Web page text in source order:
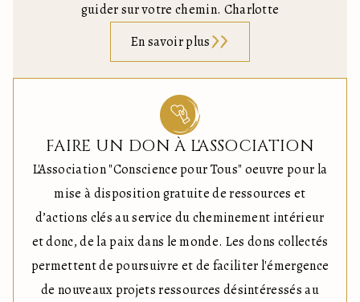
guider sur votre chemin. Charlotte
En savoir plus
FAIRE UN DON À L'ASSOCIATION
L'Association "Conscience pour Tous" oeuvre pour la
mise à disposition gratuite de ressources et
d’actions clés au service du cheminement intérieur
et donc, de la paix dans le monde. Les dons collectés
permettent de poursuivre et de faciliter l'émergence
de nouveaux projets ressources désintéressés au